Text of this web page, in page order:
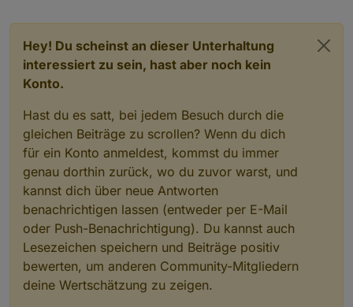
Hey! Du scheinst an dieser Unterhaltung
interessiert zu sein, hast aber noch kein
Konto.
Hast du es satt, bei jedem Besuch durch die
gleichen Beiträge zu scrollen? Wenn du dich
für ein Konto anmeldest, kommst du immer
genau dorthin zurück, wo du zuvor warst, und
kannst dich über neue Antworten
benachrichtigen lassen (entweder per E-Mail
oder Push-Benachrichtigung). Du kannst auch
Lesezeichen speichern und Beiträge positiv
bewerten, um anderen Community-Mitgliedern
deine Wertschätzung zu zeigen.